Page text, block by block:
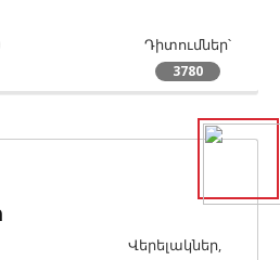
Դիտումներ՝
3780